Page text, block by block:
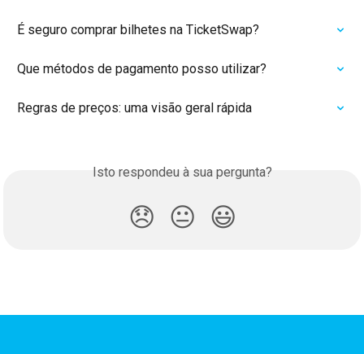
É seguro comprar bilhetes na TicketSwap?
Que métodos de pagamento posso utilizar?
Regras de preços: uma visão geral rápida
Isto respondeu à sua pergunta?
😞 😐 😃